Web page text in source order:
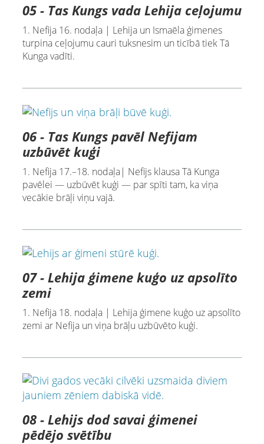
05 - Tas Kungs vada Lehija ceļojumu
1. Nefija 16. nodaļa | Lehija un Ismaēla ģimenes
turpina ceļojumu cauri tuksnesim un ticībā tiek Tā
Kunga vadīti.
06 - Tas Kungs pavēl Nefijam
uzbūvēt kuģi
1. Nefija 17.–18. nodaļa| Nefijs klausa Tā Kunga
pavēlei — uzbūvēt kuģi — par spīti tam, ka viņa
vecākie brāļi viņu vajā.
07 - Lehija ģimene kuģo uz apsolīto
zemi
1. Nefija 18. nodaļa | Lehija ģimene kuģo uz apsolīto
zemi ar Nefija un viņa brāļu uzbūvēto kuģi.
08 - Lehijs dod savai ģimenei
pēdējo svētību